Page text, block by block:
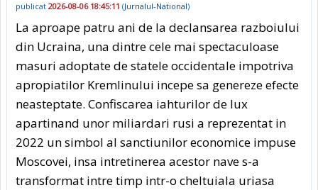
publicat 2026-08-06 18:45:11 (Jurnalul-National)
La aproape patru ani de la declansarea razboiului
din Ucraina, una dintre cele mai spectaculoase
masuri adoptate de statele occidentale impotriva
apropiatilor Kremlinului incepe sa genereze efecte
neasteptate. Confiscarea iahturilor de lux
apartinand unor miliardari rusi a reprezentat in
2022 un simbol al sanctiunilor economice impuse
Moscovei, insa intretinerea acestor nave s-a
transformat intre timp intr-o cheltuiala uriasa